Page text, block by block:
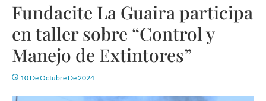
Fundacite La Guaira participa
en taller sobre “Control y
Manejo de Extintores”
10 De Octubre De 2024